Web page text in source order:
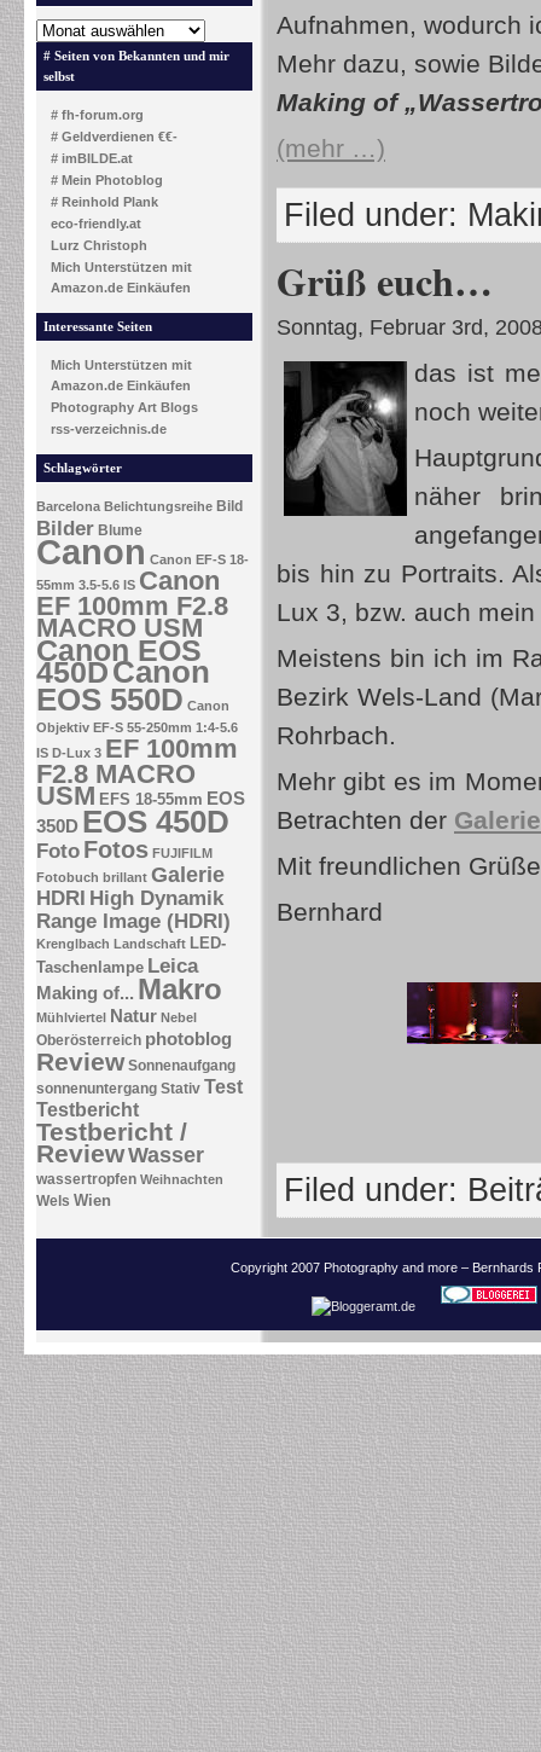
# Seiten von Bekannten und mir
selbst
# fh-forum.org
# Geldverdienen €€-
# imBILDE.at
# Mein Photoblog
# Reinhold Plank
eco-friendly.at
Lurz Christoph
Mich Unterstützen mit
Amazon.de Einkäufen
Interessante Seiten
Mich Unterstützen mit
Amazon.de Einkäufen
Photography Art Blogs
rss-verzeichnis.de
Schlagwörter
Barcelona Belichtungsreihe Bild
Bilder Blume
Canon Canon EF-S 18-
55mm 3.5-5.6 IS Canon
EF 100mm F2.8
MACRO USM
Canon EOS
450DCanon
EOS 550D Canon
Objektiv EF-S 55-250mm 1:4-5.6
IS D-Lux 3 EF 100mm
F2.8 MACRO
USM EFS 18-55mm EOS
350D EOS 450D
Foto Fotos FUJIFILM
Fotobuch brillant Galerie
HDRI High Dynamik
Range Image (HDRI)
Krenglbach Landschaft LED-
Taschenlampe Leica
Making of... Makro
Mühlviertel Natur Nebel
Oberösterreich photoblog
Review Sonnenaufgang
sonnenuntergang Stativ Test
Testbericht
Testbericht /
ReviewWasser
wassertropfen Weihnachten
Wels Wien
Aufnahmen, wodurch
Mehr dazu, sowie
Making of
(mehr …)
Filed under:
Grüß euch…
Sonntag, Februar 3rd,
das ist
noch
näher
bis hin zu Portraits.
Lux 3, bzw. auch
Meistens bin ich im
Bezirk Wels-Land
Rohrbach.
Mehr gibt es im
Betrachten der Galerie
Mit freundlichen
Bernhard
Filed under:
Copyright 2007 Photography and more –